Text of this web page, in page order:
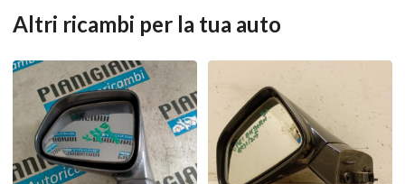
Altri ricambi per la tua auto